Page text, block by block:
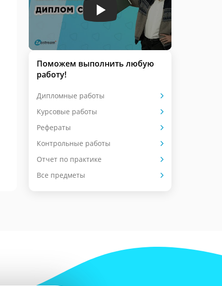
Поможем выполнить любую
работу!
Дипломные работы
Курсовые работы
Рефераты
Контрольные работы
Отчет по практике
Все предметы